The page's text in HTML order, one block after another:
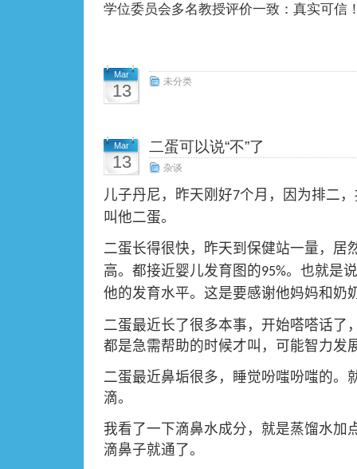
学位委员会多名教授评价一致：真实可信
Mar
13 未分类
Mar
13
二蛋可以说“不”了
杂谈
儿子丹尼，昨天刚好7个月，因为排二
叫他二蛋。
二蛋长得很快，昨天到保健站一量，居
高。都接近婴儿发育图的95%。也就是说
他的发育水平。这是要感谢他妈妈和奶
二蛋最近长了很多本事，开始嗒嗒话了
都是急需帮助的时候才叫，可能智力发
二蛋最近鼻垢很多，睡觉吩嗤吩嗤的。
滴。
我看了一下滴鼻水成分，就是蒸馏水加
滴鼻子就通了。